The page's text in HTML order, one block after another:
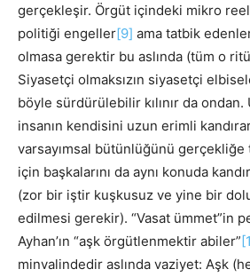
gerçekleşir. Örgüt içindeki mikro
politiği engeller[9] ama tatbik
olmasa gerektir bu aslında (tüm o
Siyasetçi olmaksızın siyasetçi
böyle sürdürülebilir kılınır da ondan.
insanın kendisini uzun erimli
varsayımsal bütünlüğünü
için başkalarını da aynı konuda
(zor bir iştir kuşkusuz ve yine bir
edilmesi gerekir). “Vasat ümmet”in
Ayhan’ın “aşk örgütlenmektir abiler”
minvalindedir aslında vaziyet: Aşk